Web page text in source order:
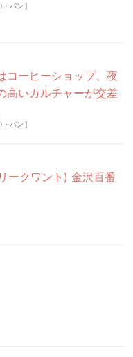
・パン ]
コーヒーショップ、夜
高いカルチャーが交差
・パン ]
ークワント) 金沢百番